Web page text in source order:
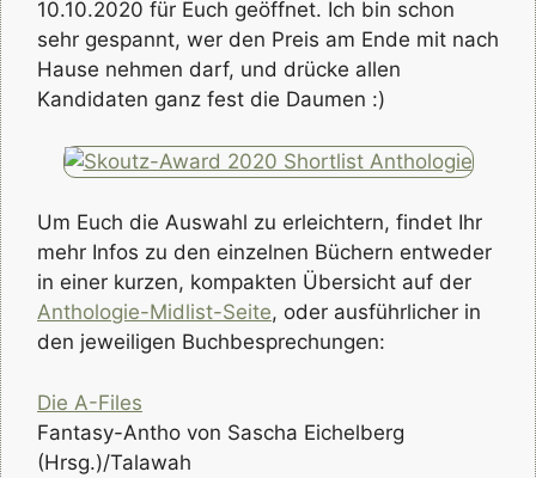
10.10.2020 für Euch geöffnet. Ich bin schon
sehr gespannt, wer den Preis am Ende mit nach
Hause nehmen darf, und drücke allen
Kandidaten ganz fest die Daumen :)
Um Euch die Auswahl zu erleichtern, findet Ihr
mehr Infos zu den einzelnen Büchern entweder
in einer kurzen, kompakten Übersicht auf der
Anthologie-Midlist-Seite, oder ausführlicher in
den jeweiligen Buchbesprechungen:
Die A-Files
Fantasy-Antho von Sascha Eichelberg
(Hrsg.)/Talawah